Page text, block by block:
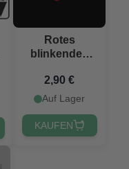
Rotes
blinkendes
Badge 3,5 cm
2,90 €
Auf Lager
KAUFEN